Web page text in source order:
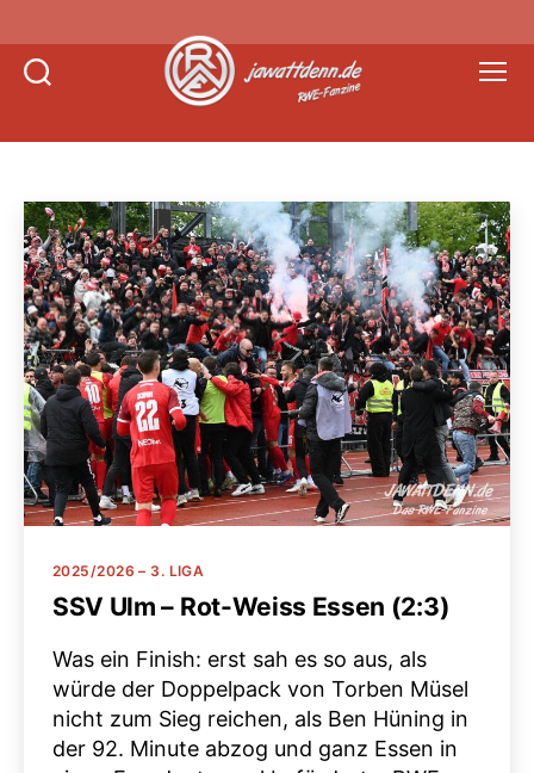
Kategorien
2025/2026 – 3. LIGA
SSV Ulm – Rot-Weiss Essen (2:3)
Was ein Finish: erst sah es so aus, als
würde der Doppelpack von Torben Müsel
nicht zum Sieg reichen, als Ben Hüning in
der 92. Minute abzog und ganz Essen in